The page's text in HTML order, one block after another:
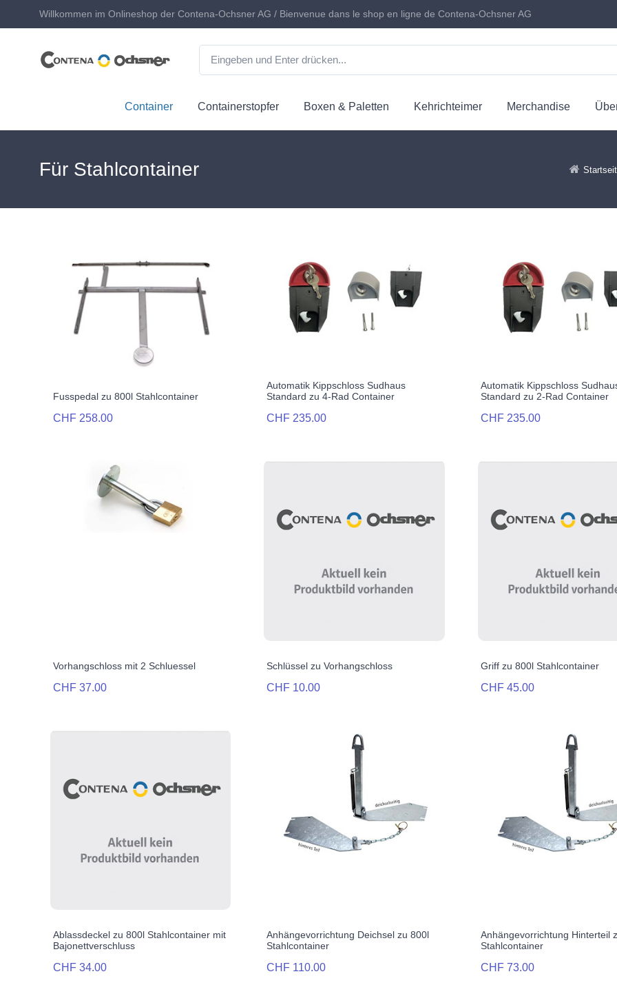
Willkommen im Onlineshop der Contena-Ochsner AG / Bienvenue dans le shop en ligne de Contena-Ochsner AG
Container Containerstopfer Boxen & Paletten Kehrichteimer Merchandise
Für Stahlcontainer
Fusspedal zu 800l Stahlcontainer
CHF 258.00
Automatik Kippschloss Sudhaus
Standard zu 4-Rad Container
CHF 235.00
Automatik Kippschloss
Standard zu 2-Rad Container
CHF 235.00
Vorhangschloss mit 2 Schluessel
CHF 37.00
Schlüssel zu Vorhangschloss
CHF 10.00
Griff zu 800l Stahlcontainer
CHF 45.00
Ablassdeckel zu 800l Stahlcontainer mit
Bajonettverschluss
CHF 34.00
Anhängevorrichtung Deichsel zu 800l
Stahlcontainer
CHF 110.00
Anhängevorrichtung Hinterteil
Stahlcontainer
CHF 73.00